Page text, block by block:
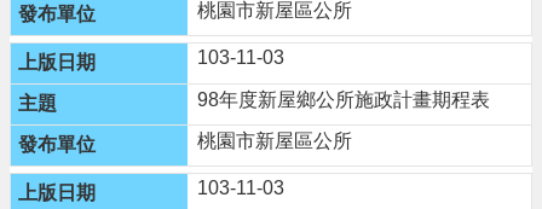
府
網
站
資
料
開
放
宣
桃園市新屋區公所
103-11-03
98年度新屋鄉公所施政計畫期程表
桃園市新屋區公所
103-11-03